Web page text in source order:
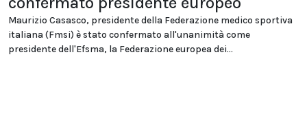
Maurizio Casasco, presidente della Federazione medico sportiva
italiana (Fmsi) è stato confermato all'unanimità come
presidente dell'Efsma, la Federazione europea dei...